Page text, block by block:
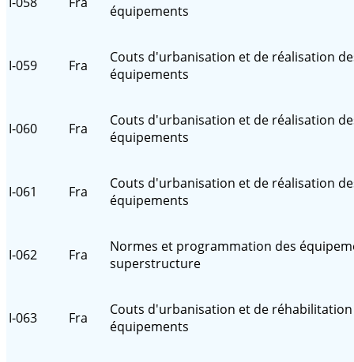
équipements
I-059 Fra
Couts d'urbanisation et de réalisation
équipements
I-060 Fra
Couts d'urbanisation et de réalisation
équipements
I-061 Fra
Couts d'urbanisation et de réalisation
équipements
I-062 Fra
Normes et programmation des
superstructure
I-063 Fra
Couts d'urbanisation et de
équipements